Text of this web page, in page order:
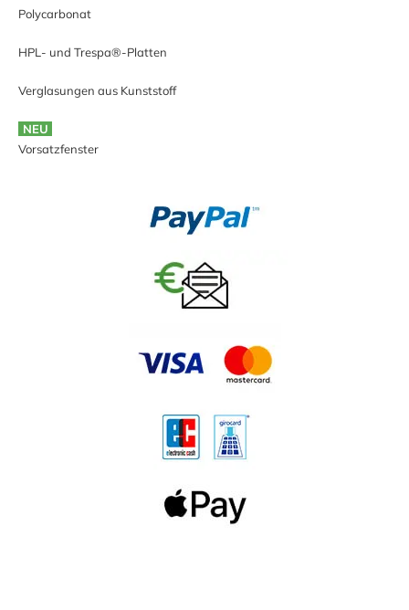
Polycarbonat
HPL- und Trespa®-Platten
Verglasungen aus Kunststoff
NEU
Vorsatzfenster